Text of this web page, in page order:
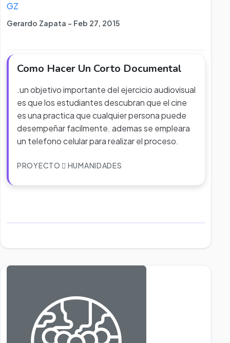
GZ
Gerardo Zapata - Feb 27, 2015
Como Hacer Un Corto Documental
.un objetivo importante del ejercicio audiovisual
es que los estudiantes descubran que el cine
es una practica que cualquier persona puede
desempeñar facilmente. ademas se empleara
un telefono celular para realizar el proceso.
PROYECTO HUMANIDADES